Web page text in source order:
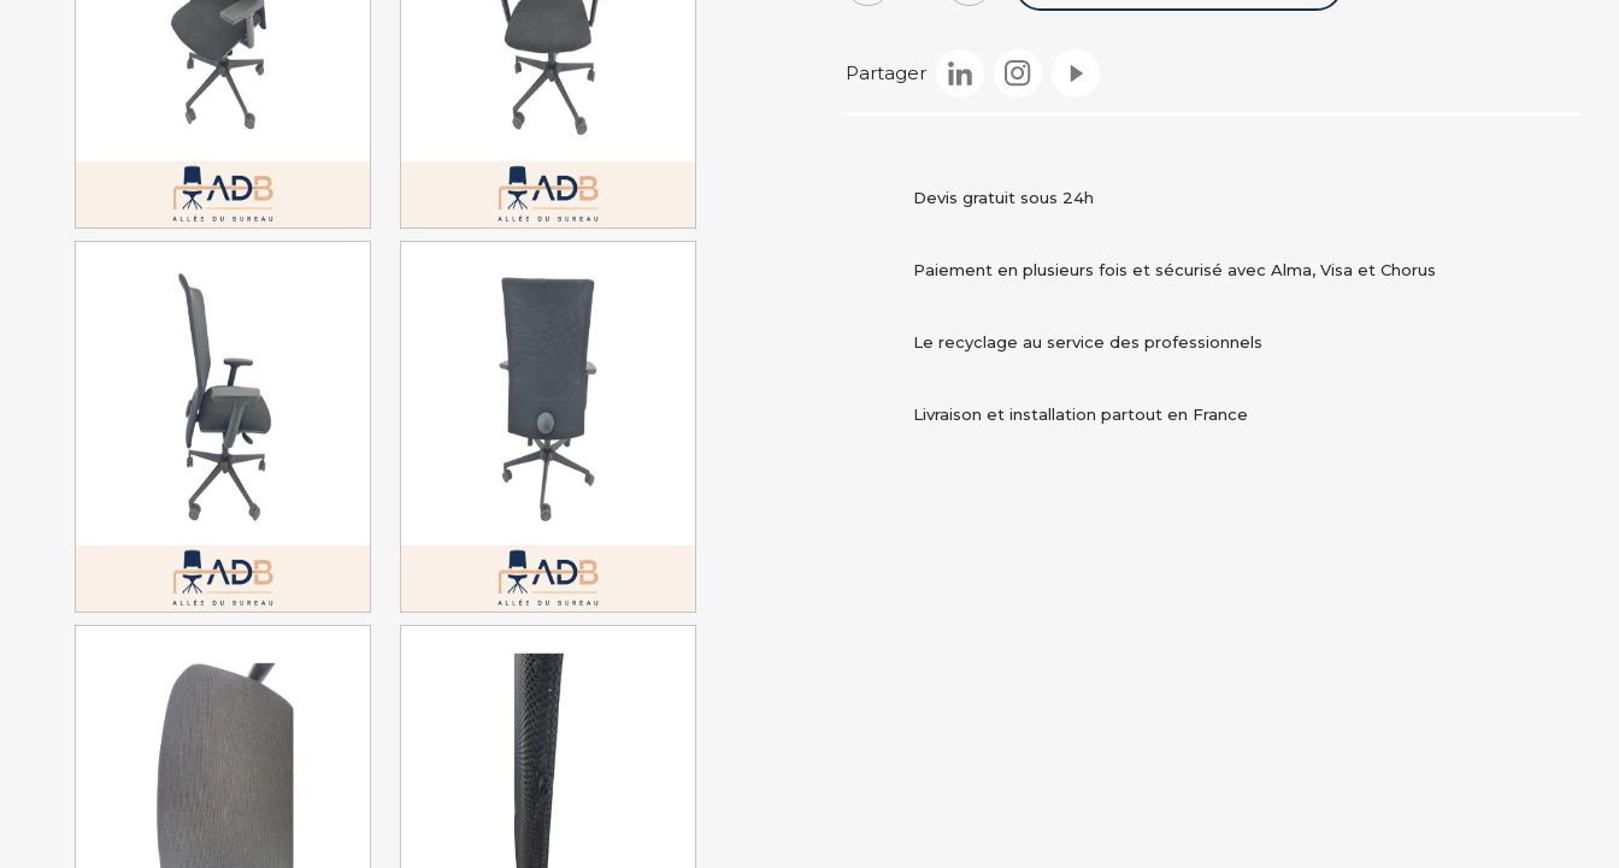
Partager
Instagram
Devis gratuit sous 24h
Paiement en plusieurs fois et sécurisé avec Alma, Visa et Chorus
Le recyclage au service des professionnels
Livraison et installation partout en France